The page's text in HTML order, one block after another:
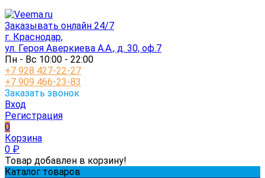
Заказывать онлайн 24/7
г. Краснодар,
ул. Героя Аверкиева А.А., д. 30, оф.7
Пн - Вс 10:00 - 22:00
+7 928 427-22-27
+7 909 466-23-83
Заказать звонок
Вход
Регистрация
0
Корзина
0 ₽
Товар добавлен в корзину!
Каталог товаров